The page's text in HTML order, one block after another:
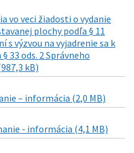
vo veci žiadosti o vydanie
plochy podľa § 11
s výzvou na vyjadrenie sa k
33 ods. 2 Správneho
kB)
– informácia (2,0 MB)
- informácia (4,1 MB)